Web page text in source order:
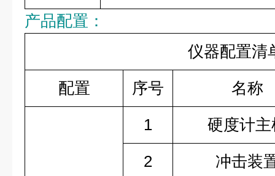
产品配置：
仪器配置清
配置
序号 名称
1
硬度计主
2
冲击装